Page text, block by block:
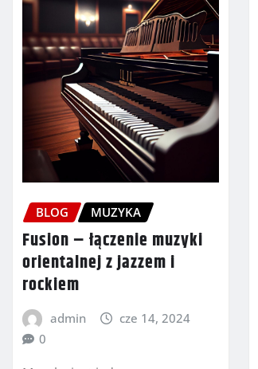
BLOG MUZYKA
Fusion – łączenie muzyki
orientalnej z jazzem i
rockiem
admin
cze 14, 2024
0